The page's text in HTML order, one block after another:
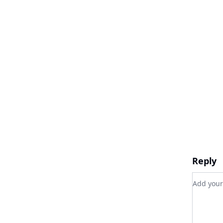
Reply
Add